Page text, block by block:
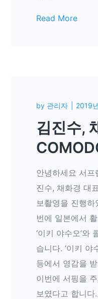
Read More
by 관리자 2019
김진수,
안녕하세요 서프
진수, 채화경 대
보촬영을 진행하
번에 일본에서
‘이키 야수오’와
습니다. ‘이키 야
등에서 영감을
이번에 서핑을
보였다고 합니다